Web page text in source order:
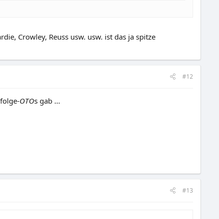
Crowley, Reuss usw. usw. ist das ja spitze
#12
OTOs gab ...
#13